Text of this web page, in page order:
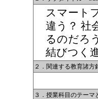
スマート
違う？ 社
るのだろ
結びつく
２．関連する教育諸
３．授業科目のテー